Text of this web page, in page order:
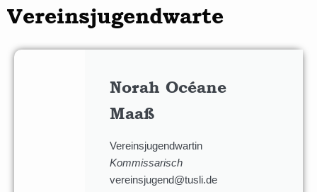
Vereinsjugendwarte
Norah Océane
Maaß
Vereinsjugendwartin
Kommissarisch
vereinsjugend@tusli.de